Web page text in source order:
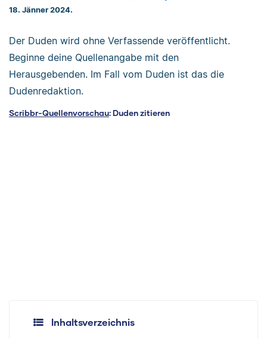
18. Jänner 2024.
Der Duden wird ohne Verfassende veröffentlicht.
Beginne deine Quellenangabe mit den
Herausgebenden. Im Fall vom Duden ist das die
Dudenredaktion.
Scribbr-Quellenvorschau: Duden zitieren
Inhaltsverzeichnis